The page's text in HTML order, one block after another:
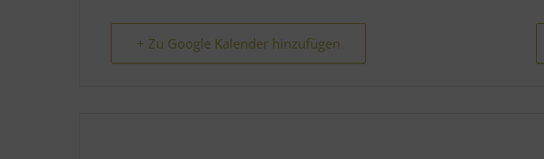
+ Zu Google Kalender hinzufügen